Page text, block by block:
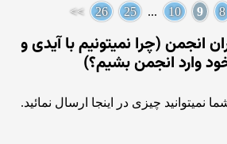
8
9
10
...
25
26
>>
انجمن (چرا نمیتونیم با آیدی و
وارد انجمن بشیم؟)
نمیتوانید چیزی در اینجا ارسال نمائید.